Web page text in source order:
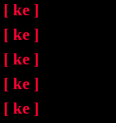
[ ke ]
[ ke ]
[ ke ]
[ ke ]
[ ke ]